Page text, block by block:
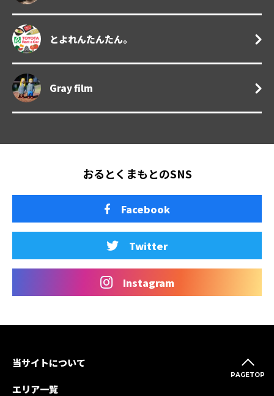
とよれんたんたん。
Gray film
おるとくまもとのSNS
Facebook
Twitter
Instagram
PAGETOP
当サイトについて
エリア一覧